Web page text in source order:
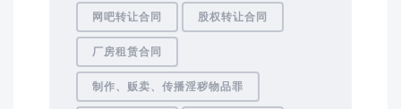
网吧转让合同 股权转让合同
厂房租赁合同
制作、贩卖、传播淫秽物品罪